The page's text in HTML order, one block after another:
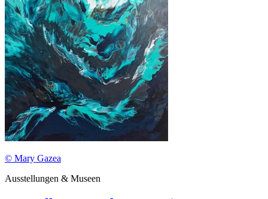
© Mary Gazea
Ausstellungen & Museen